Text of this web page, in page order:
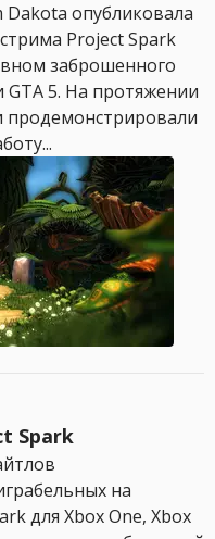
опубликовала
Project Spark
заброшенного
5. На протяжении
продемонстрировали
Spark
на
для Xbox One, Xbox